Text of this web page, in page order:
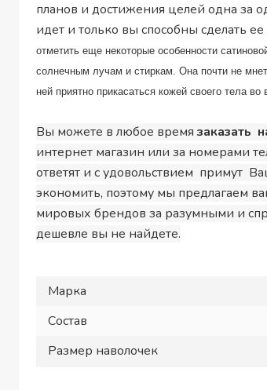
планов и достижения целей одна за
идет и только вы способны сделать
отметить еще некоторые особенности
солнечным лучам и стиркам. Она почти не
ней приятно прикасаться кожей своего тела во
Вы можете в любое времязаказать
интернет магазин или за номерами
ответят и с удовольствием примут
экономить, поэтому мы предлагаем
мировых брендов за разумными и
дешевле вы не найдете.
Марка
Состав
Размер наволочек